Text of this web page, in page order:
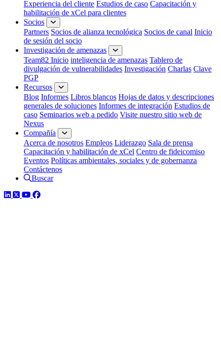
Experiencia del cliente Estudios de caso Capacitación y
habilitación de xCel para clientes
Socios
Partners Socios de alianza tecnológica Socios de canal Inicio
de sesión del socio
Investigación de amenazas
Team82 Inicio inteligencia de amenazas Tablero de
divulgación de vulnerabilidades Investigación Charlas Clave
PGP
Recursos
Blog Informes Libros blancos Hojas de datos y descripciones
generales de soluciones Informes de integración Estudios de
caso Seminarios web a pedido Visite nuestro sitio web de
Nexus
Compañía
Acerca de nosotros Empleos Liderazgo Sala de prensa
Capacitación y habilitación de xCel Centro de fideicomiso
Eventos Políticas ambientales, sociales y de gobernanza
Contáctenos
Buscar
LinkedIn
TwitterYouTube
Facebook